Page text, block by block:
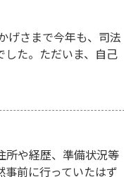
げさまで今年も、司法
した。ただいま、自己
所や経歴、準備状況等
前に行っていたはず